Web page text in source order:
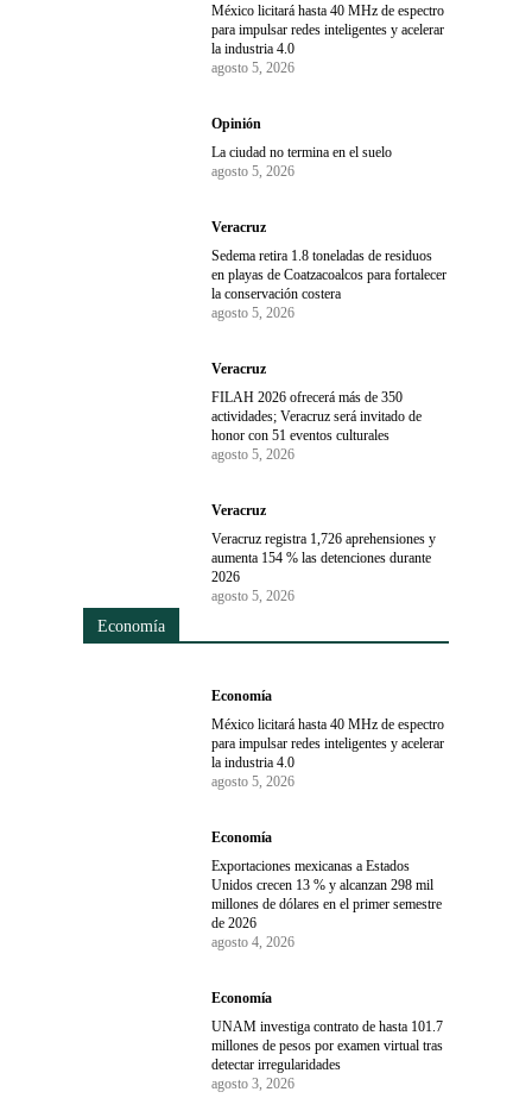
México licitará hasta 40 MHz de espectro
para impulsar redes inteligentes y acelerar
la industria 4.0
agosto 5, 2026
Opinión
La ciudad no termina en el suelo
agosto 5, 2026
Veracruz
Sedema retira 1.8 toneladas de residuos
en playas de Coatzacoalcos para fortalecer
la conservación costera
agosto 5, 2026
Veracruz
FILAH 2026 ofrecerá más de 350
actividades; Veracruz será invitado de
honor con 51 eventos culturales
agosto 5, 2026
Veracruz
Veracruz registra 1,726 aprehensiones y
aumenta 154 % las detenciones durante
2026
agosto 5, 2026
Economía
Economía
México licitará hasta 40 MHz de espectro
para impulsar redes inteligentes y acelerar
la industria 4.0
agosto 5, 2026
Economía
Exportaciones mexicanas a Estados
Unidos crecen 13 % y alcanzan 298 mil
millones de dólares en el primer semestre
de 2026
agosto 4, 2026
Economía
UNAM investiga contrato de hasta 101.7
millones de pesos por examen virtual tras
detectar irregularidades
agosto 3, 2026